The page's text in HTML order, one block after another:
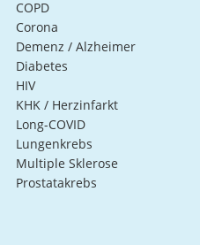
COPD
Corona
Demenz / Alzheimer
Diabetes
HIV
KHK / Herzinfarkt
Long-COVID
Lungenkrebs
Multiple Sklerose
Prostatakrebs